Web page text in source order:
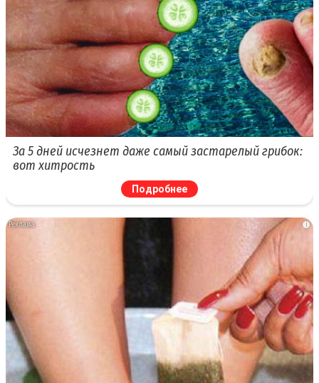
За 5 дней исчезнет даже самый застарелый грибок:
вот хитрость
Подробнее
i